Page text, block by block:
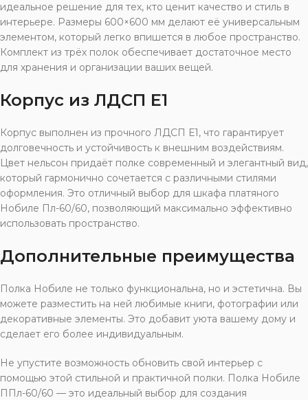
идеальное решение для тех, кто ценит качество и стиль в
интерьере. Размеры 600×600 мм делают её универсальным
элементом, который легко впишется в любое пространство.
Комплект из трёх полок обеспечивает достаточное место
для хранения и организации ваших вещей.
Корпус из ЛДСП Е1
Корпус выполнен из прочного ЛДСП Е1, что гарантирует
долговечность и устойчивость к внешним воздействиям.
Цвет нельсон придаёт полке современный и элегантный вид,
который гармонично сочетается с различными стилями
оформления. Это отличный выбор для шкафа платяного
Нобиле Пл-60/60, позволяющий максимально эффективно
использовать пространство.
Дополнительные преимущества
Полка Нобиле не только функциональна, но и эстетична. Вы
можете разместить на ней любимые книги, фотографии или
декоративные элементы. Это добавит уюта вашему дому и
сделает его более индивидуальным.
Не упустите возможность обновить свой интерьер с
помощью этой стильной и практичной полки. Полка Нобиле
ППл-60/60 — это идеальный выбор для создания